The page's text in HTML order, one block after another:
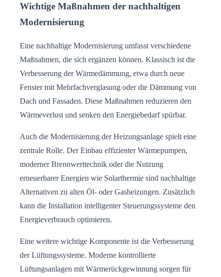
Wichtige Maßnahmen der nachhaltigen
Modernisierung
Eine nachhaltige Modernisierung umfasst verschiedene
Maßnahmen, die sich ergänzen können. Klassisch ist die
Verbesserung der Wärmedämmung, etwa durch neue
Fenster mit Mehrfachverglasung oder die Dämmung von
Dach und Fassaden. Diese Maßnahmen reduzieren den
Wärmeverlust und senken den Energiebedarf spürbar.
Auch die Modernisierung der Heizungsanlage spielt eine
zentrale Rolle. Der Einbau effizienter Wärmepumpen,
moderner Brennwerttechnik oder die Nutzung
erneuerbarer Energien wie Solarthermie sind nachhaltige
Alternativen zu alten Öl- oder Gasheizungen. Zusätzlich
kann die Installation intelligenter Steuerungssysteme den
Energieverbrauch optimieren.
Eine weitere wichtige Komponente ist die Verbesserung
der Lüftungssysteme. Moderne kontrollierte
Lüftungsanlagen mit Wärmerückgewinnung sorgen für